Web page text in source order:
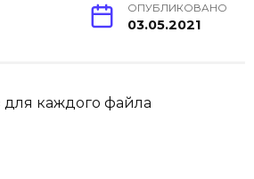
ОПУБЛИКОВАНО
03.05.2021
каждого файла